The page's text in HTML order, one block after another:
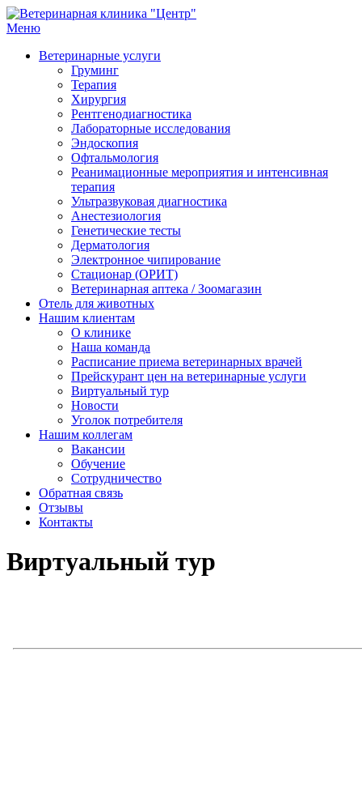
Перейти
к
Меню
Ветеринарные услуги
Груминг
Терапия
Хирургия
Рентгенодиагностика
Лабораторные исследования
Эндоскопия
Офтальмология
Реанимационные мероприятия и интенсивная
терапия
Ультразвуковая диагностика
Анестезиология
Генетические тесты
Дерматология
Электронное чипирование
Стационар (ОРИТ)
Ветеринарная аптека / Зоомагазин
Отель для животных
Нашим клиентам
О клинике
Наша команда
Расписание приема ветеринарных врачей
Прейскурант цен на ветеринарные услуги
Виртуальный тур
Новости
Уголок потребителя
Нашим коллегам
Вакансии
Обучение
Сотрудничество
Обратная связь
Отзывы
Контакты
Виртуальный тур